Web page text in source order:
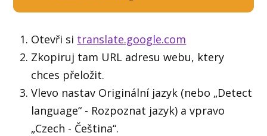
Otevři si translate.google.com
Zkopiruj tam URL adresu webu, ktery
chces přeložit.
Vlevo nastav Originální jazyk (nebo „Detect
language“ - Rozpoznat jazyk) a vpravo
„Czech - Čeština“.